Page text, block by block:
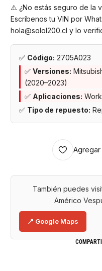
⚠️ ¿No estás seguro de la
Escríbenos tu VIN por
hola@solol200.cl y lo
✅ Código: 2705A023
✅ Versiones:
(2020–2023)
✅ Aplicaciones:
✅ Tipo de repuesto:
También puedes
Américo
📍 Google Maps